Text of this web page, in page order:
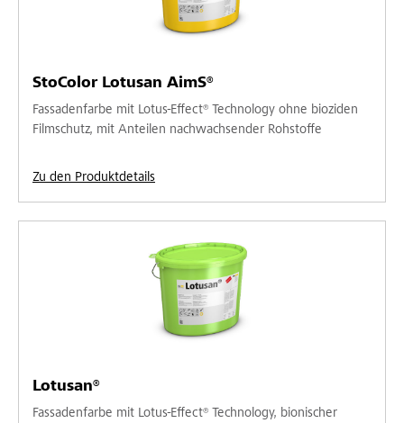
StoColor Lotusan AimS®
Fassadenfarbe mit Lotus-Effect® Technology ohne bioziden
Filmschutz, mit Anteilen nachwachsender Rohstoffe
Zu den Produktdetails
Lotusan®
Fassadenfarbe mit Lotus-Effect® Technology, bionischer